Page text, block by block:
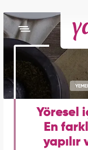
Yöresel
En
yapılır